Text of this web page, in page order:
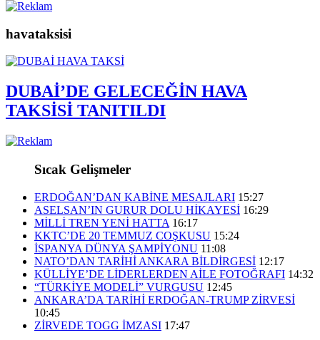
havataksisi
DUBAİ’DE GELECEĞİN HAVA
TAKSİSİ TANITILDI
Sıcak Gelişmeler
ERDOĞAN’DAN KABİNE MESAJLARI 15:27
ASELSAN’IN GURUR DOLU HİKAYESİ 16:29
MİLLİ TREN YENİ HATTA 16:17
KKTC’DE 20 TEMMUZ COŞKUSU 15:24
İSPANYA DÜNYA ŞAMPİYONU 11:08
NATO’DAN TARİHİ ANKARA BİLDİRGESİ 12:17
KÜLLİYE’DE LİDERLERDEN AİLE FOTOĞRAFI 14:32
“TÜRKİYE MODELİ” VURGUSU 12:45
ANKARA’DA TARİHİ ERDOĞAN-TRUMP ZİRVESİ
10:45
ZİRVEDE TOGG İMZASI 17:47